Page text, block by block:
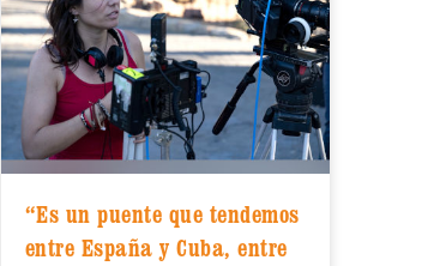
“Es un puente que tendemos
entre España y Cuba, entre